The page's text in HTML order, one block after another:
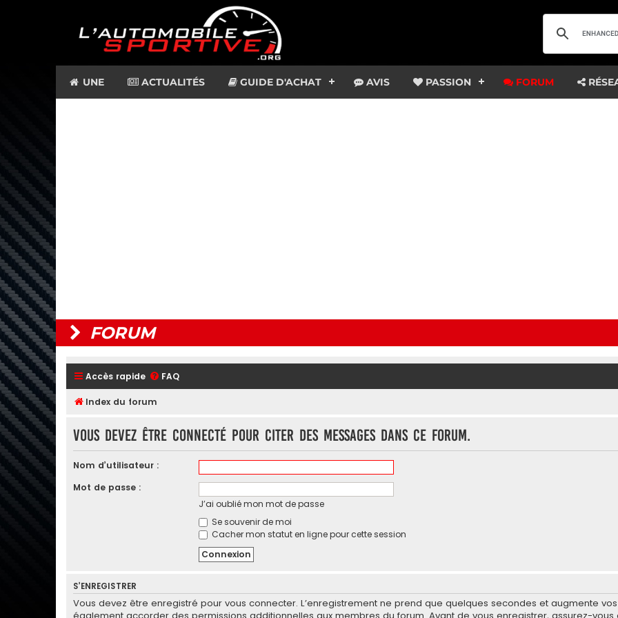
UNE ACTUALITÉS GUIDE D'ACHAT AVIS PASSION FORUM
FORUM
Accès rapide FAQ
Index du forum
Vous devez être connecté pour citer des messages dans ce forum.
Nom d’utilisateur :
Mot de passe :
J’ai oublié mon mot de passe
Se souvenir de moi
Cacher mon statut en ligne pour cette session
S’ENREGISTRER
Vous devez être enregistré pour vous connecter. L’enregistrement ne prend que quelques secondes et augmente